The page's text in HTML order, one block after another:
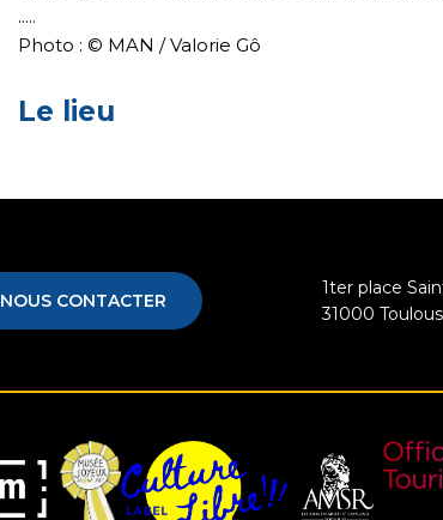
.....
Photo : © MAN / Valorie Gô
Le lieu
NOUS CONTACTER
1ter place
31000